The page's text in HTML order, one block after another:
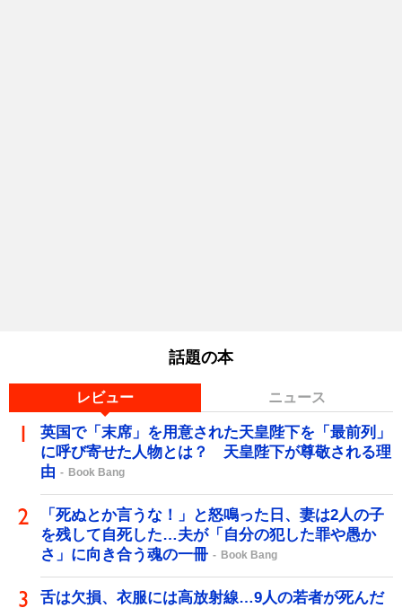
話題の本
レビュー ニュース
英国で「末席」を用意された天皇陛下を「最前列」
に呼び寄せた人物とは？ 天皇陛下が尊敬される理
由
Book Bang
「死ぬとか言うな！」と怒鳴った日、妻は2人の子
を残して自死した…夫が「自分の犯した罪や愚か
さ」に向き合う魂の一冊
Book Bang
舌は欠損、衣服には高放射線…9人の若者が死んだ